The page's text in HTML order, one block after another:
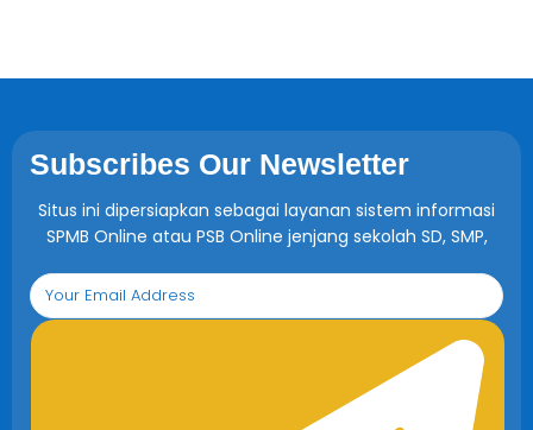
Subscribes Our Newsletter
Situs ini dipersiapkan sebagai layanan sistem informasi
SPMB Online atau PSB Online jenjang sekolah SD, SMP,